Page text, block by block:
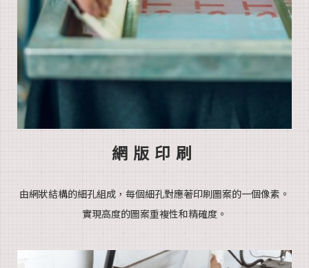
網版印刷
由網狀結構的細孔組成，每個細孔對應著印刷圖案的一個像素。
實現高度的圖案重複性和精確度。